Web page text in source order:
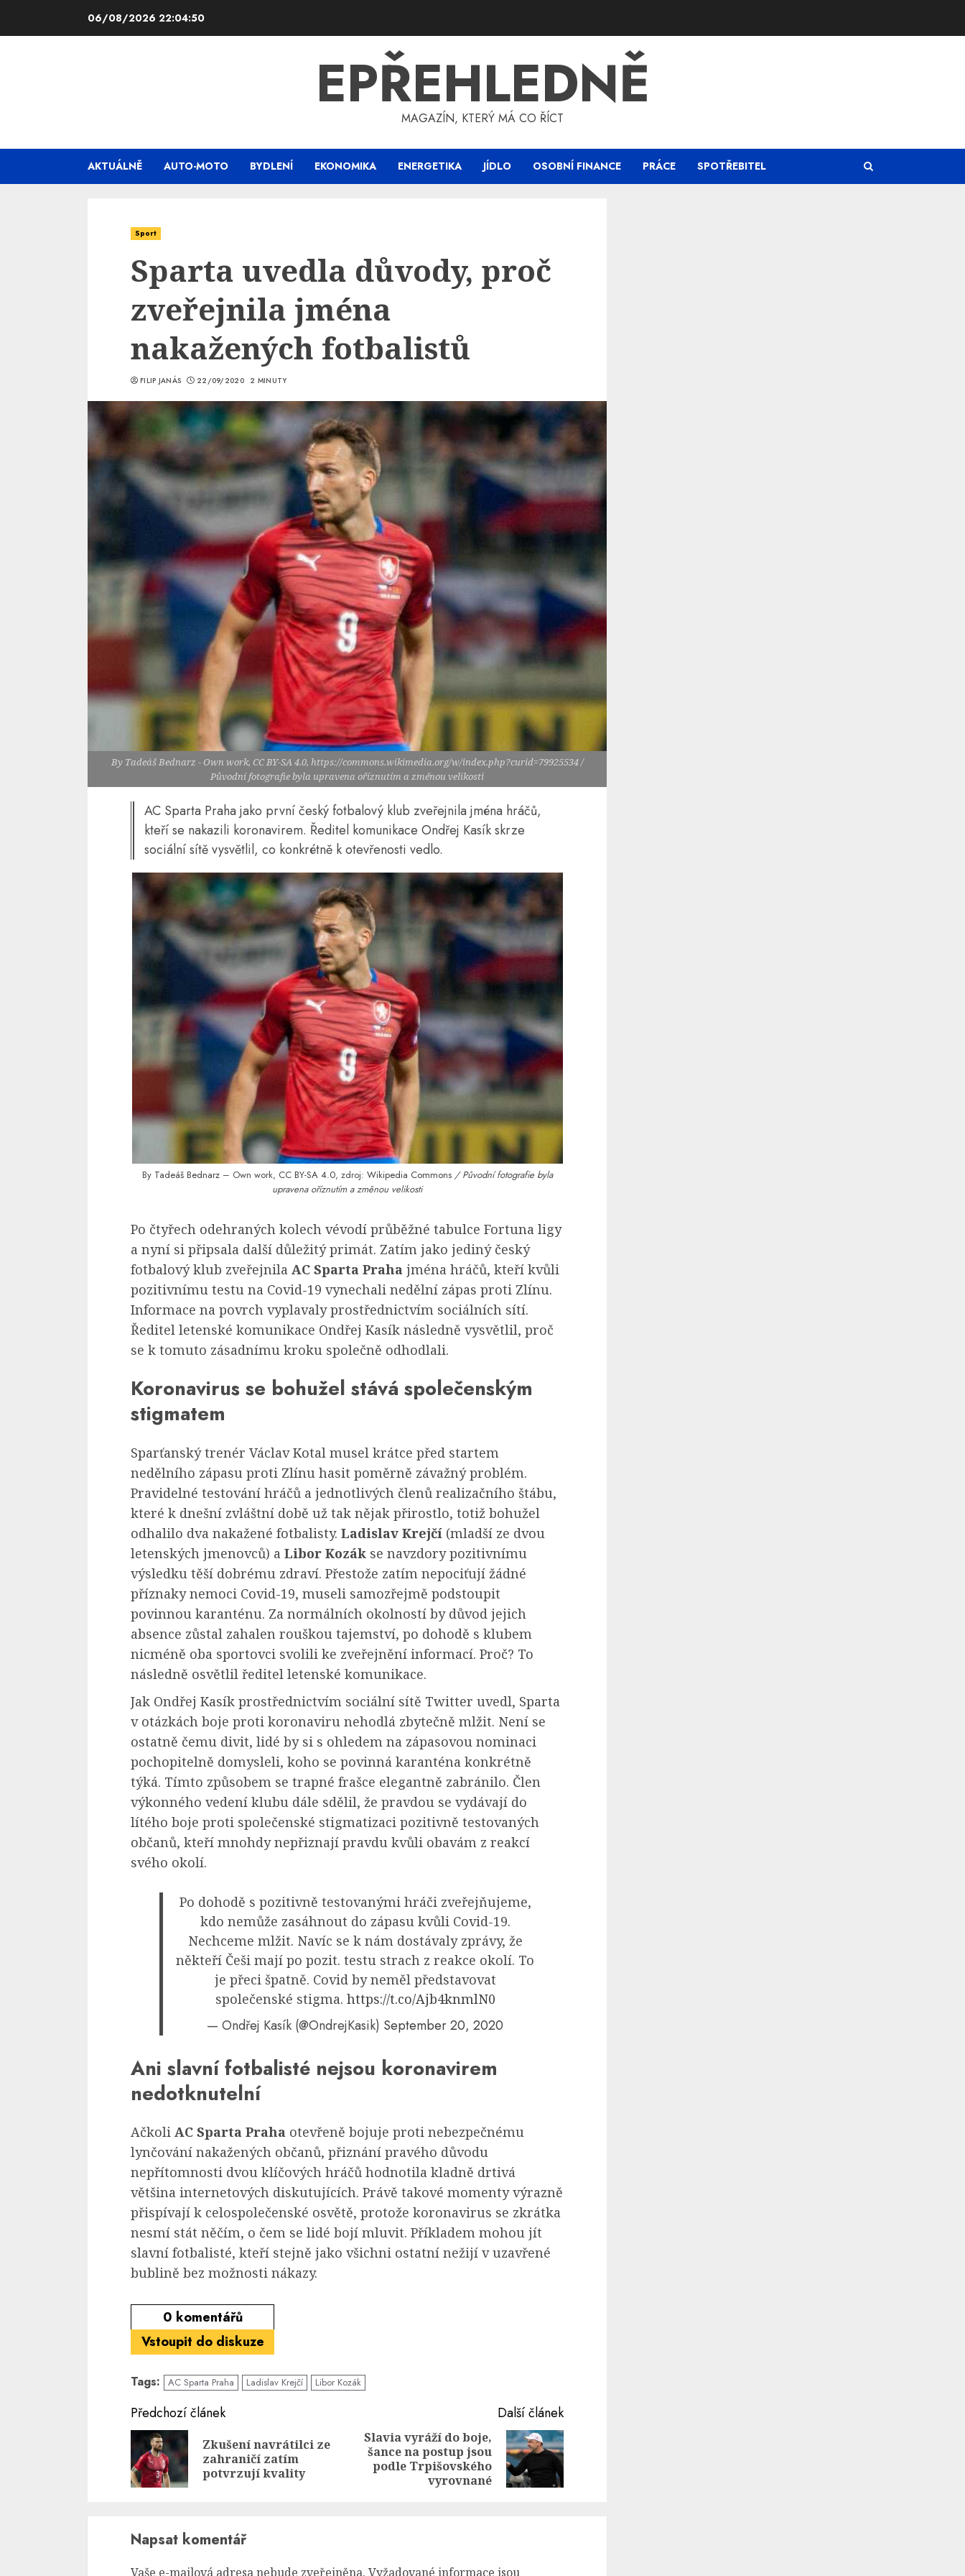
06/08/2026 22:04:52
EPŘEHLEDNĚ
MAGAZÍN, KTERÝ MÁ CO ŘÍCT
AKTUÁLNĚ AUTO-MOTO BYDLENÍ EKONOMIKA ENERGETIKA JÍDLO OSOBNÍ FINANCE PRÁCE SPOTŘEBITEL
Sport
Sparta uvedla důvody, proč
zveřejnila jména
nakažených fotbalistů
FILIP JANÁS 22/09/2020 2 MINUTY
By Tadeáš Bednarz - Own work, CC BY-SA 4.0, https://commons.wikimedia.org/w/index.php?curid=79925534 /
Původní fotografie byla upravena oříznutím a změnou velikosti
AC Sparta Praha jako první český fotbalový klub zveřejnila jména hráčů,
kteří se nakazili koronavirem. Ředitel komunikace Ondřej Kasík skrze
sociální sítě vysvětlil, co konkrétně k otevřenosti vedlo.
By Tadeáš Bednarz– Own work, CC BY-SA 4.0, zdroj: Wikipedia Commons / Původní fotografie byla
upravena oříznutím a změnou velikosti
Po čtyřech odehraných kolech vévodí průběžné tabulce Fortuna ligy
a nyní si připsala další důležitý primát. Zatím jako jediný český
fotbalový klub zveřejnila AC Sparta Praha jména hráčů, kteří kvůli
pozitivnímu testu na Covid-19 vynechali nedělní zápas proti Zlínu.
Informace na povrch vyplavaly prostřednictvím sociálních sítí.
Ředitel letenské komunikace Ondřej Kasík následně vysvětlil, proč
se k tomuto zásadnímu kroku společně odhodlali.
Koronavirus se bohužel stává společenským
stigmatem
Sparťanský trenér Václav Kotal musel krátce před startem
nedělního zápasu proti Zlínu hasit poměrně závažný problém.
Pravidelné testování hráčů a jednotlivých členů realizačního štábu,
které k dnešní zvláštní době už tak nějak přirostlo, totiž bohužel
odhalilo dva nakažené fotbalisty. Ladislav Krejčí (mladší ze dvou
letenských jmenovců) a Libor Kozák se navzdory pozitivnímu
výsledku těší dobrému zdraví. Přestože zatím nepociťují žádné
příznaky nemoci Covid-19, museli samozřejmě podstoupit
povinnou karanténu. Za normálních okolností by důvod jejich
absence zůstal zahalen rouškou tajemství, po dohodě s klubem
nicméně oba sportovci svolili ke zveřejnění informací. Proč? To
následně osvětlil ředitel letenské komunikace.
Jak Ondřej Kasík prostřednictvím sociální sítě Twitter uvedl, Sparta
v otázkách boje proti koronaviru nehodlá zbytečně mlžit. Není se
ostatně čemu divit, lidé by si s ohledem na zápasovou nominaci
pochopitelně domysleli, koho se povinná karanténa konkrétně
týká. Tímto způsobem se trapné frašce elegantně zabránilo. Člen
výkonného vedení klubu dále sdělil, že pravdou se vydávají do
lítého boje proti společenské stigmatizaci pozitivně testovaných
občanů, kteří mnohdy nepřiznají pravdu kvůli obavám z reakcí
svého okolí.
Po dohodě s pozitivně testovanými hráči zveřejňujeme,
kdo nemůže zasáhnout do zápasu kvůli Covid-19.
Nechceme mlžit. Navíc se k nám dostávaly zprávy, že
někteří Češi mají po pozit. testu strach z reakce okolí. To
je přeci špatně. Covid by neměl představovat
společenské stigma. https://t.co/Ajb4knmlN0
— Ondřej Kasík (@OndrejKasik) September 20, 2020
Ani slavní fotbalisté nejsou koronavirem
nedotknutelní
Ačkoli AC Sparta Praha otevřeně bojuje proti nebezpečnému
lynčování nakažených občanů, přiznání pravého důvodu
nepřítomnosti dvou klíčových hráčů hodnotila kladně drtivá
většina internetových diskutujících. Právě takové momenty výrazně
přispívají k celospolečenské osvětě, protože koronavirus se zkrátka
nesmí stát něčím, o čem se lidé bojí mluvit. Příkladem mohou jít
slavní fotbalisté, kteří stejně jako všichni ostatní nežijí v uzavřené
bublině bez možnosti nákazy.
0 komentářů
Vstoupit do diskuze
Tags: AC Sparta Praha Ladislav Krejčí Libor Kozák
Continue
Reading
Předchozí článek
Previous
post:
Zkušení navrátilci ze
zahraničí zatím
potvrzují kvality
Další článek
Next
post:
Slavia vyráží do boje,
šance na postup jsou
podle Trpišovského
vyrovnané
Napsat komentář
Vaše e-mailová adresa nebude zveřejněna. Vyžadované informace jsou